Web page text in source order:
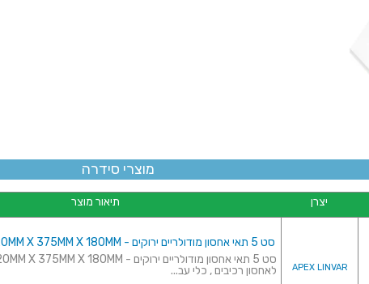
מוצרי סידרה
יצרן תיאור מוצר
APEX LINVAR
סט 5 תאי אחסון מודולריים ירוקים - 420MM X 375MM X 180MM
לאחסון רכיבים , כלי עב...